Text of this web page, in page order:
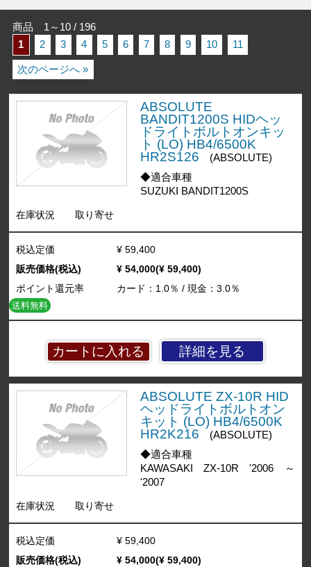
商品 1～10 / 196
1
2 3 4 5 6 7 8 9 10 11
次のページへ »
ABSOLUTE
BANDIT1200S HIDヘッ
ドライトボルトオンキッ
ト (LO) HB4/6500K
HR2S126
(ABSOLUTE)
◆適合車種
SUZUKI BANDIT1200S
在庫状況 取り寄せ
詳細を見る
税込定価
¥ 59,400
販売価格(税込)
¥ 54,000(¥ 59,400)
ポイント還元率
カード：1.0％ / 現金：3.0％
送料無料
ABSOLUTE ZX-10R HID
ヘッドライトボルトオン
キット (LO) HB4/6500K
HR2K216
(ABSOLUTE)
◆適合車種
KAWASAKI ZX-10R '2006 ～
'2007
在庫状況 取り寄せ
税込定価
¥ 59,400
販売価格(税込)
¥ 54,000(¥ 59,400)